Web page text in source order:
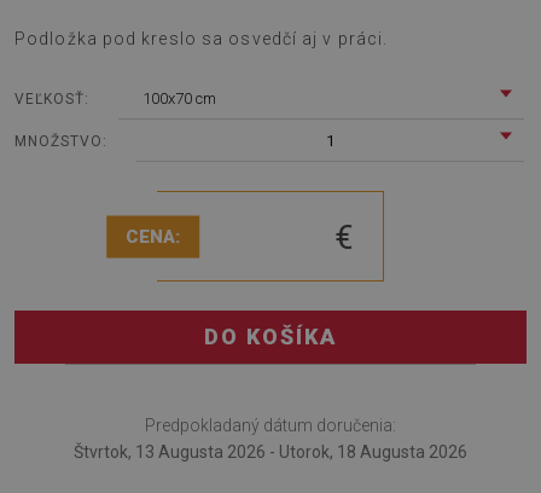
Podložka pod kreslo sa osvedčí aj v práci.
VEĽKOSŤ: 100x70 cm
MNOŽSTVO: 1
CENA: €
DO KOŠÍKA
Predpokladaný dátum doručenia:
Štvrtok, 13 Augusta 2026 - Utorok, 18 Augusta 2026